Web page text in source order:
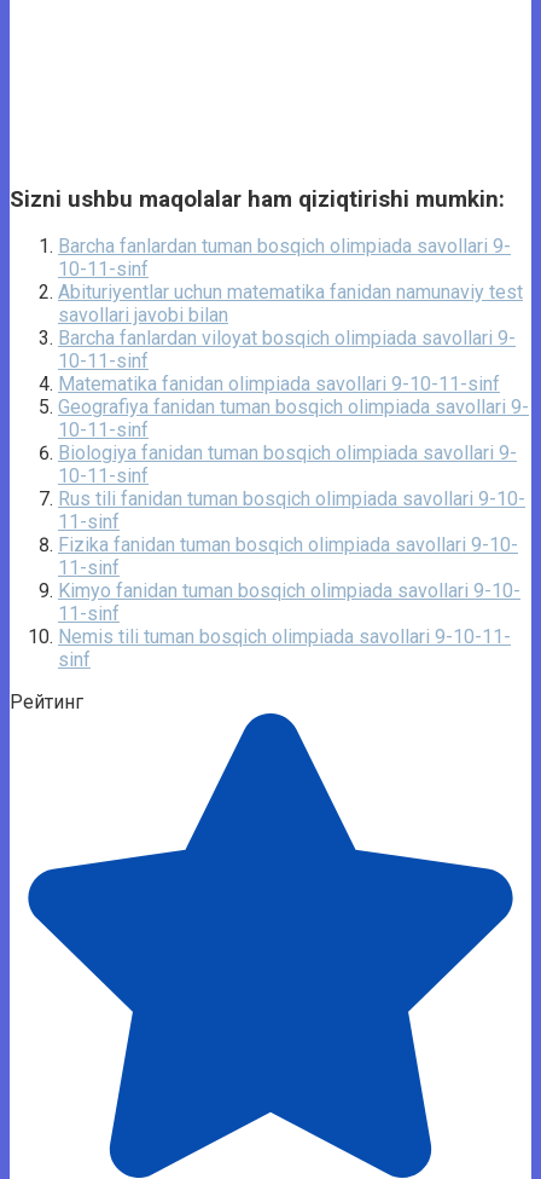
Sizni ushbu maqolalar ham qiziqtirishi mumkin:
Barcha fanlardan tuman bosqich olimpiada savollari 9-
10-11-sinf
Abituriyentlar uchun matematika fanidan namunaviy test
savollari javobi bilan
Barcha fanlardan viloyat bosqich olimpiada savollari 9-
10-11-sinf
Matematika fanidan olimpiada savollari 9-10-11-sinf
Geografiya fanidan tuman bosqich olimpiada savollari 9-
10-11-sinf
Biologiya fanidan tuman bosqich olimpiada savollari 9-
10-11-sinf
Rus tili fanidan tuman bosqich olimpiada savollari 9-10-
11-sinf
Fizika fanidan tuman bosqich olimpiada savollari 9-10-
11-sinf
Kimyo fanidan tuman bosqich olimpiada savollari 9-10-
11-sinf
Nemis tili tuman bosqich olimpiada savollari 9-10-11-
sinf
Рейтинг